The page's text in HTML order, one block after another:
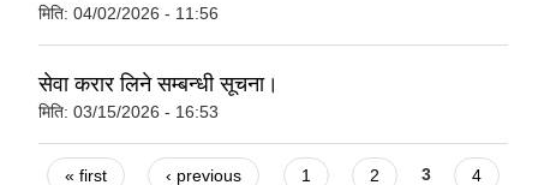
मिति: 04/02/2026 - 11:56
सेवा करार लिने सम्बन्धी सूचना।
मिति: 03/15/2026 - 16:53
Pages
« first ‹ previous 1 2 3
4